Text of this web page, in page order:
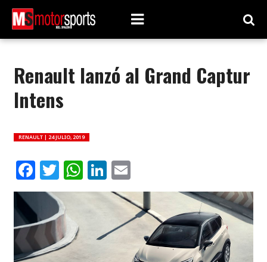
Renault lanzó al Grand Captur
Intens
RENAULT | 24 JULIO, 2019
Facebook
Twitter
WhatsApp
LinkedIn
Email